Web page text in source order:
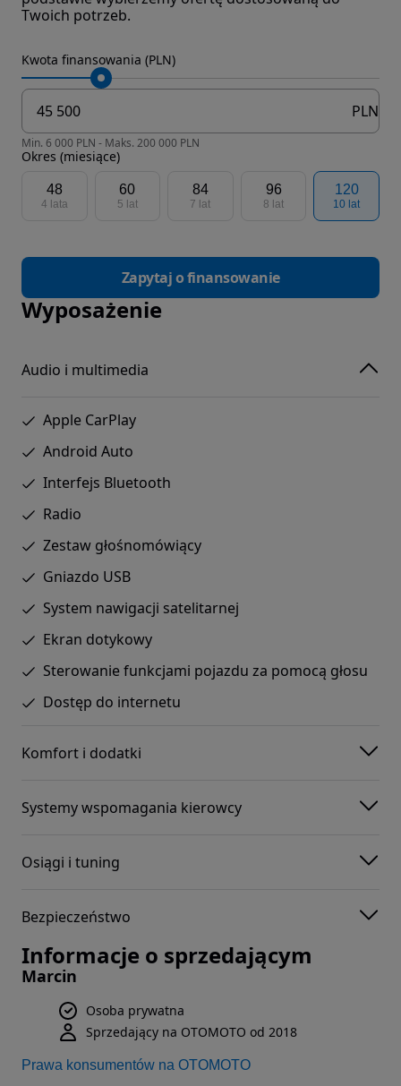
Twoich potrzeb.
Kwota finansowania (PLN)
PLN
Min. 6 000 PLN - Maks. 200 000 PLN
Okres (miesiące)
48
4 lata
60
5 lat
84
7 lat
96
8 lat
120
10 lat
Zapytaj o finansowanie
Wyposażenie
Audio i multimedia
Apple CarPlay
Android Auto
Interfejs Bluetooth
Radio
Zestaw głośnomówiący
Gniazdo USB
System nawigacji satelitarnej
Ekran dotykowy
Sterowanie funkcjami pojazdu za pomocą głosu
Dostęp do internetu
Komfort i dodatki
Systemy wspomagania kierowcy
Osiągi i tuning
Bezpieczeństwo
Informacje o sprzedającym
Marcin
Osoba prywatna
Sprzedający na OTOMOTO od 2018
Prawa konsumentów na OTOMOTO